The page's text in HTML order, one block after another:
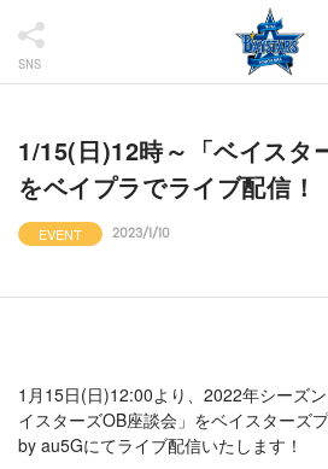
SNS
1/15(日)12時～「ベイスタ
をベイプラでライブ配信！
EVENT 2023/1/10
1月15日(日)12:00より、2022年シーズ
イスターズOB座談会」をベイスターズ
by au5Gにてライブ配信いたします！